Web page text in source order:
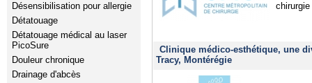
Désensibilisation pour allergie
Détatouage
Détatouage médical au laser
PicoSure
Douleur chronique
Drainage d'abcès
Clinique médico-esthétique, une
Tracy, Montérégie